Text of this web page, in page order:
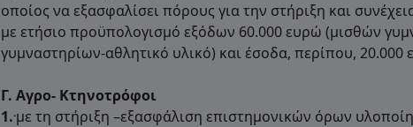
οποίος να εξασφαλίσει πόρους για την στήριξη και
με ετήσιο προϋπολογισμό εξόδων 60.000 ευρώ (μισθών
γυμναστηρίων-αθλητικό υλικό) και έσοδα, περίπου, 20.000
Γ. Αγρο- Κτηνοτρόφοι
1..με τη στήριξη –εξασφάλιση επιστημονικών όρων